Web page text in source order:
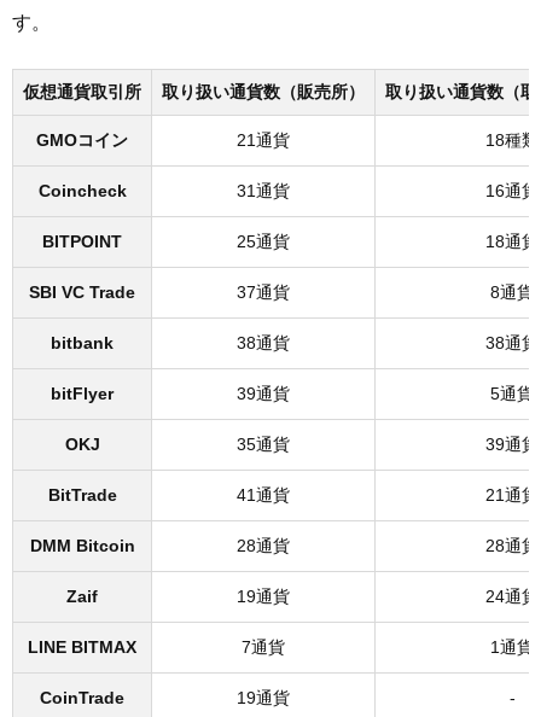
す。
仮想通貨取引所 取り扱い通貨数（販売所） 取り扱い通貨数（
GMOコイン 21通貨 18種類
Coincheck 31通貨 16通貨
BITPOINT 25通貨 18通貨
SBI VC Trade 37通貨 8通貨
bitbank 38通貨 38通貨
bitFlyer 39通貨 5通貨
OKJ 35通貨 39通貨
BitTrade 41通貨 21通貨
DMM Bitcoin 28通貨 28通貨
Zaif 19通貨 24通貨
LINE BITMAX 7通貨 1通貨
CoinTrade 19通貨 -